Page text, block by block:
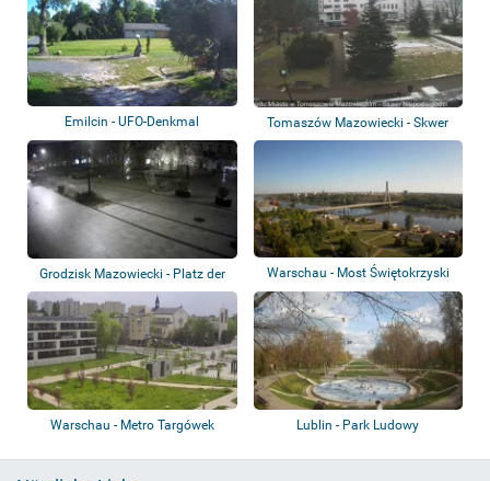
Emilcin - UFO-Denkmal
Tomaszów Mazowiecki - Skwer
Niepodległoś...
Grodzisk Mazowiecki - Platz der
Freiheit
Warschau - Most Świętokrzyski
Warschau - Metro Targówek Lublin - Park Ludowy